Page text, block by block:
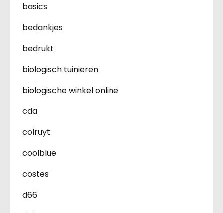
basics
bedankjes
bedrukt
biologisch tuinieren
biologische winkel online
cda
colruyt
coolblue
costes
d66